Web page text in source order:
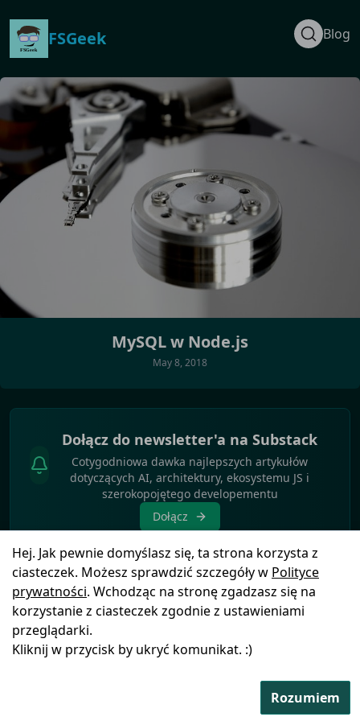
FSGeek Blog
MySQL w Node.js
May 8, 2018
Dołącz do newsletter'a na Substack
Cotygodniowa dawka najlepszych artykułów
dotyczących AI, architektury, ekosystemu JS i
szerokopojętego developementu
Dołącz
Hej. Jak pewnie domyślasz się, ta strona korzysta z
ciasteczek. Możesz sprawdzić szczegóły w Polityce
prywatności. Wchodząc na stronę zgadzasz się na
korzystanie z ciasteczek zgodnie z ustawieniami
przeglądarki.
Kliknij w przycisk by ukryć komunikat. :)
Rozumiem
Polityka
prywatności
© Copyright2025byBlogIkony pochodzą z